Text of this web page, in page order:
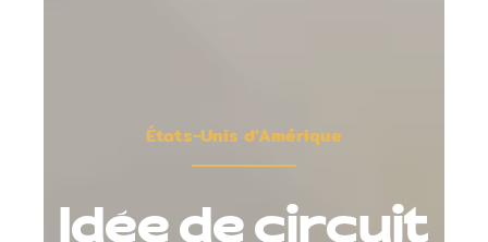
États-Unis d'Amérique
Idée de circuit